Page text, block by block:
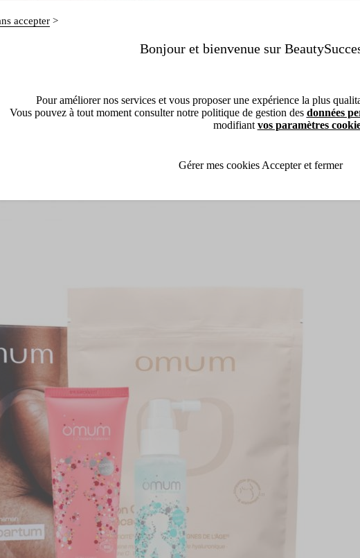
Bonjour et bienvenue sur
accepter
Pour améliorer nos services et vous proposer une expérience la plus
Vous pouvez à tout moment consulter notre politique de gestion des données
modifiant vos paramètres
Gérer mes cookies Accepter et fermer